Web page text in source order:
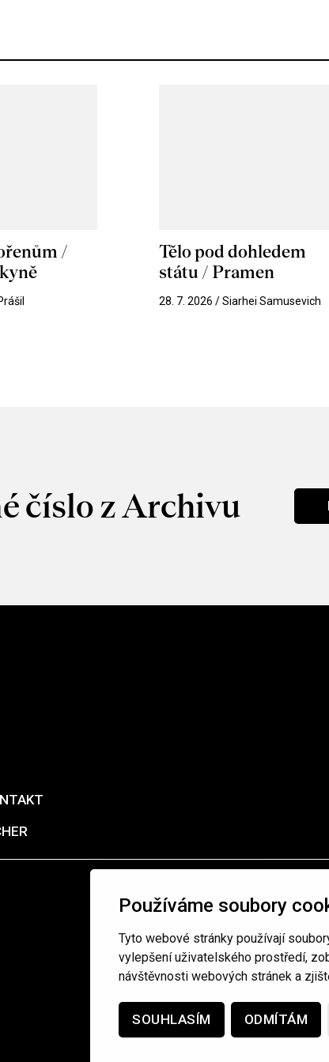
Používáme soubory
Tyto webové stránky používají
vylepšení uživatelského prostředí,
návštěvnosti webových stránek a
SOUHLASÍM ODMÍTÁM
/
Tělo pod dohledem
státu / Pramen
28. 7. 2026 / Siarhei Samusevich
číslo z Archivu